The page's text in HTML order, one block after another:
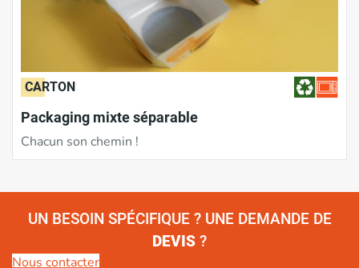
CARTON
Packaging mixte séparable
Chacun son chemin !
UN BESOIN SPÉCIFIQUE ? UNE DEMANDE DE
DEVIS ?
Nous contacter